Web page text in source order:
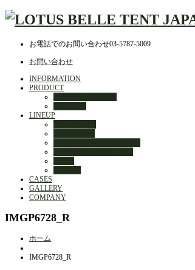
お電話でのお問い合わせ03-5787-5009
お問い合わせ
INFORMATION
PRODUCT
LINEUP
CASES
GALLERY
COMPANY
IMGP6728_R
ホーム
IMGP6728_R